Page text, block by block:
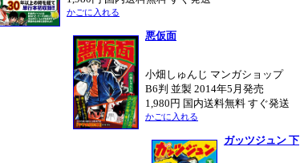
かごに入れる
悪仮面
小畑しゅんじ マンガショップ
B6判 並製 2014年5月発売
1,980円 国内送料無料 すぐ発送
かごに入れる
ガッツジュン 下